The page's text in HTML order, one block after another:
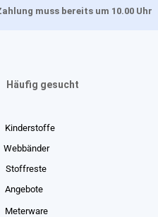
muss bereits um 10.00 Uhr
Häufig gesucht
Kinderstoffe
Webbänder
Stoffreste
Angebote
Meterware